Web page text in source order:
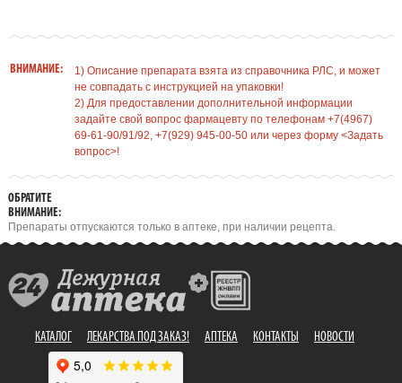
ВНИМАНИЕ:
1) Описание препарата взята из справочника РЛС, и может
не совпадать с инструкцией на упаковки!
2) Для предоставлении дополнительной информации
задайте свой вопрос фармацевту по телефонам +7(4967)
69-61-90/91/92, +7(929) 945-00-50 или через форму <Задать
вопрос>!
ОБРАТИТЕ
ВНИМАНИЕ:
Препараты отпускаются только в аптеке, при наличии рецепта.
КАТАЛОГ ЛЕКАРСТВА ПОД ЗАКАЗ! АПТЕКА КОНТАКТЫ НОВОСТИ